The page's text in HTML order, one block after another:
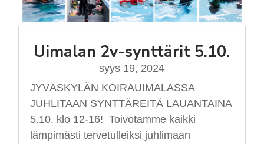
Uimalan 2v-synttärit 5.10.
syys 19, 2024
JYVÄSKYLÄN KOIRAUIMALASSA
JUHLITAAN SYNTTÄREITÄ LAUANTAINA
5.10. klo 12-16! Toivotamme kaikki
lämpimästi tervetulleiksi juhlimaan